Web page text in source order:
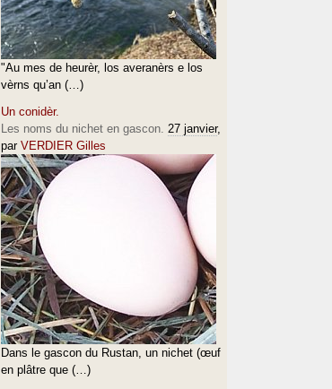
"Au mes de heurèr, los averanèrs e los
vèrns qu’an (…)
Un conidèr.
Les noms du nichet en gascon. 27 janvier,
par VERDIER Gilles
Dans le gascon du Rustan, un nichet (œuf
en plâtre que (…)